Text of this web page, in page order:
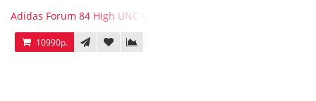
Adidas Forum 84 High UNC White Blue
10990р.